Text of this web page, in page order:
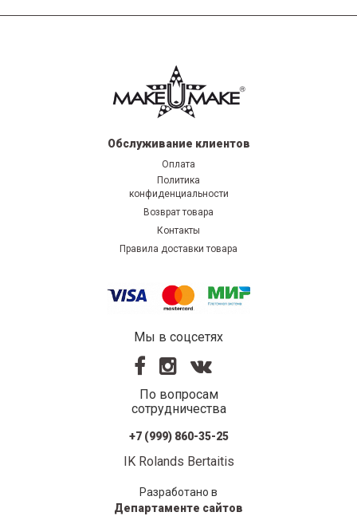
Обслуживание клиентов
Оплата
Политика
конфиденциальности
Возврат товара
Контакты
Правила доставки товара
Мы в соцсетях
По вопросам
сотрудничества
+7 (999) 860-35-25
IK Rolands Bertaitis
Разработано в
Департаменте сайтов